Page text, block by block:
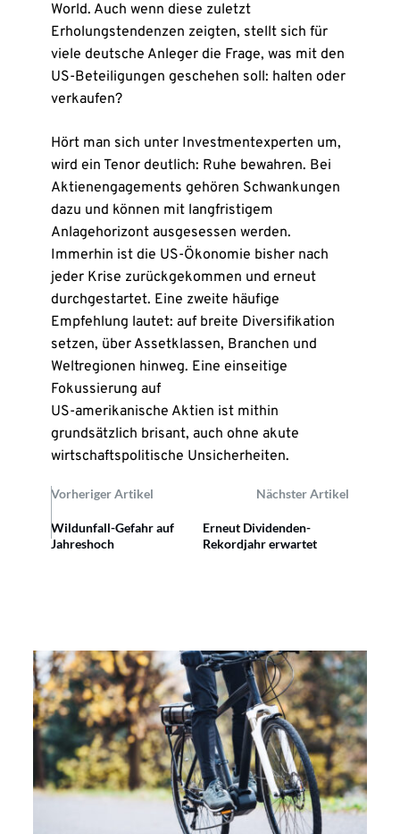
World. Auch wenn diese zuletzt
Erholungstendenzen zeigten, stellt sich für
viele deutsche Anleger die Frage, was mit den
US-Beteiligungen geschehen soll: halten oder
verkaufen?
Hört man sich unter Investmentexperten um,
wird ein Tenor deutlich: Ruhe bewahren. Bei
Aktienengagements gehören Schwankungen
dazu und können mit langfristigem
Anlagehorizont ausgesessen werden.
Immerhin ist die US-Ökonomie bisher nach
jeder Krise zurückgekommen und erneut
durchgestartet. Eine zweite häufige
Empfehlung lautet: auf breite Diversifikation
setzen, über Assetklassen, Branchen und
Weltregionen hinweg. Eine einseitige
Fokussierung auf
US-amerikanische Aktien ist mithin
grundsätzlich brisant, auch ohne akute
wirtschaftspolitische Unsicherheiten.
Vorheriger Artikel Nächster Artikel
Wildunfall-Gefahr auf
Jahreshoch
Erneut Dividenden-
Rekordjahr erwartet